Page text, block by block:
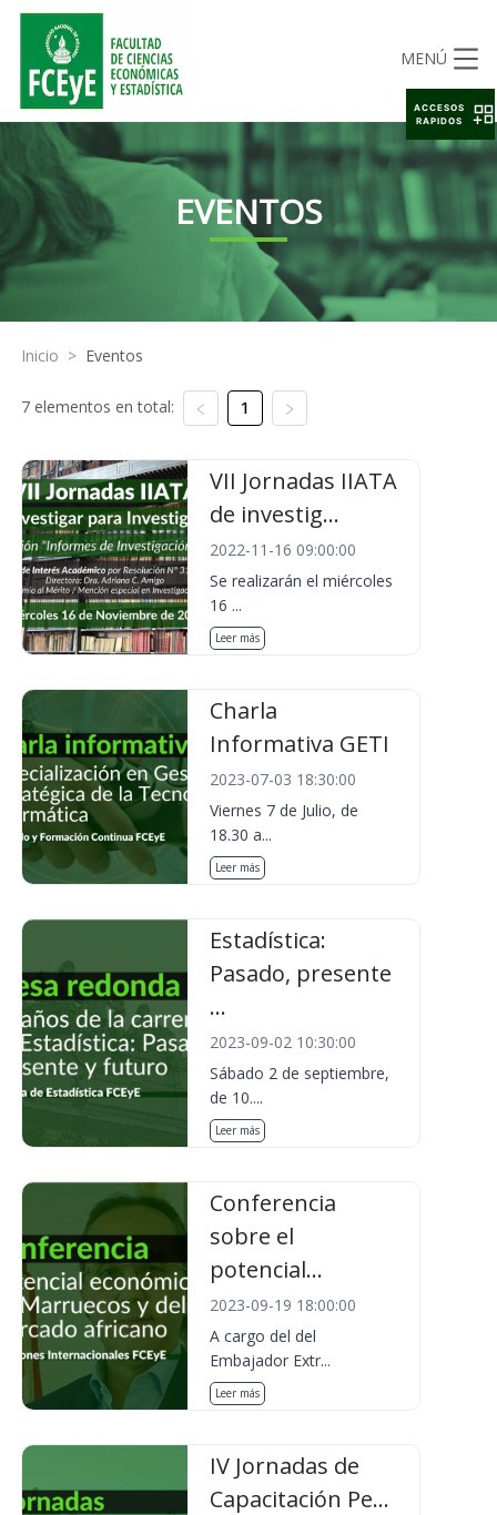
MENÚ
EVENTOS
Inicio > Eventos
7 elementos en total: 1
VII Jornadas IIATA
de investig...
2022-11-16 09:00:00
Se realizarán el miércoles
16 ...
Leer más
Charla
Informativa GETI
2023-07-03 18:30:00
Viernes 7 de Julio, de
18.30 a...
Leer más
Estadística:
Pasado, presente
...
2023-09-02 10:30:00
Sábado 2 de septiembre,
de 10....
Leer más
Conferencia
sobre el
potencial...
2023-09-19 18:00:00
A cargo del del
Embajador Extr...
Leer más
IV Jornadas de
Capacitación Pe...
ACCESOS
RAPIDOS